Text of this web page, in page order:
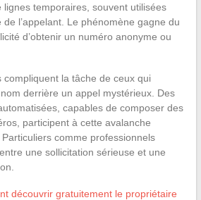
temporaires, souvent utilisées
de l’appelant. Le phénomène gagne du
d’obtenir un numéro anonyme ou
compliquent la tâche de ceux qui
derrière un appel mystérieux. Des
capables de composer des
participent à cette avalanche
Particuliers comme professionnels
une sollicitation sérieuse et une
découvrir gratuitement le propriétaire